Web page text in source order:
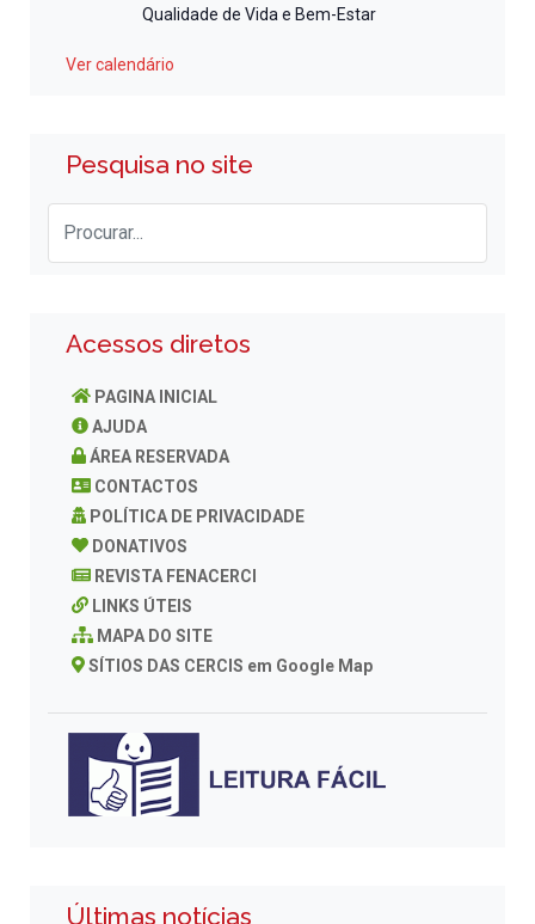
Qualidade de Vida e Bem-Estar
Ver calendário
Pesquisa no site
Acessos diretos
PAGINA INICIAL
AJUDA
ÁREA RESERVADA
CONTACTOS
POLÍTICA DE PRIVACIDADE
DONATIVOS
REVISTA FENACERCI
LINKS ÚTEIS
MAPA DO SITE
SÍTIOS DAS CERCIS em Google Map
Últimas notícias